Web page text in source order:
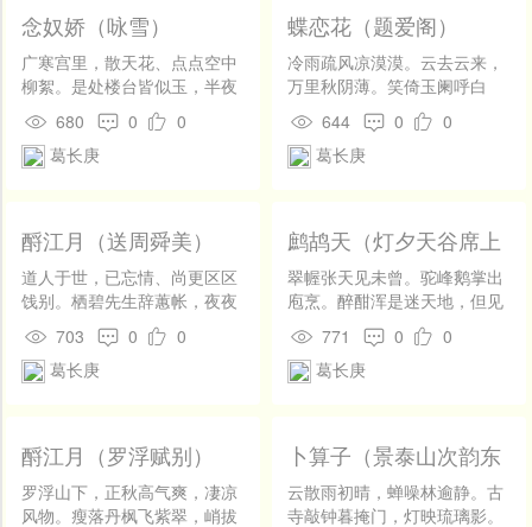
录
末。自古乾坤，这些离坎，日
日无休歇。如今识破，金乌飞
入蟾窟。
念奴娇（咏雪）
广寒宫里，散天花、点点空中
柳絮。是处楼台皆似玉，半夜
风声不住。万里盐城，千家珠
瓦，无认蓬莱处。但呼童、且
去探梅花、攀那树。 垂帘未敢
鸥无语。竹折庭前，松僵路
畔，满目都如许。问要晴，更
待积痕消，须无雨。
680 0
0
葛长庚
蝶恋花（题爱阁）
冷雨疏风凉漠漠。云去云来，
万里秋阴薄。笑倚玉阑呼白
鹤。烟笼素月青天角。 竹影松
声浑似昨。醉胆如天，谁道词
源涸。满地苍苔霜叶落。今宵
644 0
0
葛长庚
酹江月（送周舜美）
道人于世，已忘情、尚更区区
饯别。栖碧先生辞蕙帐，夜夜
猿声凄切。剑上星寒，琴中风
惨，眉宇飞黄色。一杯判袂，
出门烟水空阔。 我今流落江
驿。世事空花，人情风絮，山
外云千叠。君还到阙，为言踪
迹风雪。
703 0
0
葛长庚
鹧鸪天（灯夕天谷席上
作）
翠幄张天见未曾。驼峰鹅掌出
庖烹。醉酣浑是迷天地，但见
尊前万点星。 人似玉，酒如
饧。果盘簇饤不知名。东风吹
我三山下，如在神霄上帝庭。
771 0
0
葛长庚
酹江月（罗浮赋别）
罗浮山下，正秋高气爽，凄凉
风物。瘦落丹枫飞紫翠，峭拔
卜算子（景泰山次韵东
坡三首）
云散雨初晴，蝉噪林逾静。古
寺敲钟暮掩门，灯映琉璃影。